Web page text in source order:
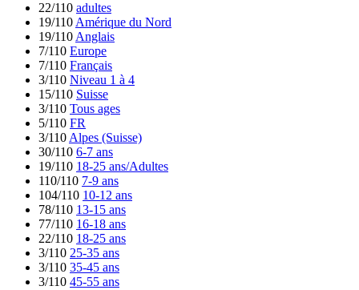
22/110 adultes
19/110 Amérique du Nord
19/110 Anglais
7/110 Europe
7/110 Français
3/110 Niveau 1 à 4
15/110 Suisse
3/110 Tous ages
5/110 FR
3/110 Alpes (Suisse)
30/110 6-7 ans
19/110 18-25 ans/Adultes
110/110 7-9 ans
104/110 10-12 ans
78/110 13-15 ans
77/110 16-18 ans
22/110 18-25 ans
3/110 25-35 ans
3/110 35-45 ans
3/110 45-55 ans